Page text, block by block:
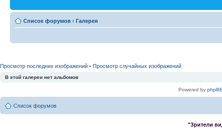
Список форумов ‹ Галерея
Просмотр последних изображений • Просмотр случайных изображений
В этой галереи нет альбомов
Powered by
Список форумов
"Зрители